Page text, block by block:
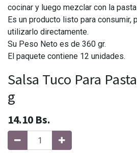
cocinar y luego mezclar con la
Es un producto listo para consumir,
utilizarlo directamente.
Su Peso Neto es de 360 gr.
El paquete contiene 12 unidades.
Salsa Tuco Para
g
14.10 Bs.